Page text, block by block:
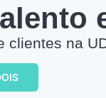
clientes na